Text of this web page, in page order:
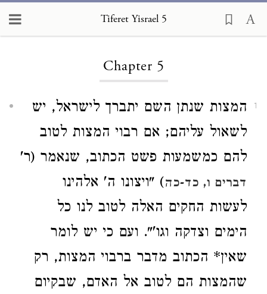
Tiferet Yisrael 5
Chapter 5
1
המצות שנתן השם יתברך לישראל, יש
לשאול עליהם; אם רבוי המצות לטוב
להם כמשמעות פשט הכתוב, שנאמר (ר'
דברים ו, כד-כה) "ויצונו ה' אלהינו
לעשות החקים האלה לטוב לנו כל
הימים וצדקה וגו'". ועם כי יש לומר
שאין* הכתוב מדבר ברבוי המצות, רק
שהמצות הם לטוב אל האדם, שבקיום